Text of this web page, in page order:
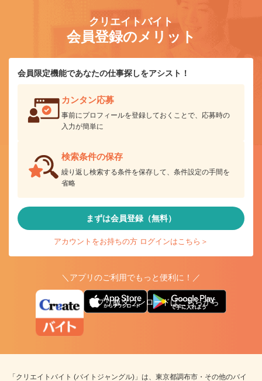
クリエイトバイト
会員登録のメリット
会員限定機能であなたの仕事探しをアシスト！
カンタン応募
事前にプロフィールを登録しておくことで、応募時の
入力が簡単に
検索条件の保存
繰り返し検索する条件を保存して、条件設定の手間を
省略
まずは会員登録（無料）
アカウントをお持ちの方 ログインはこちら＞
＼アプリのご利用でもっと便利に！／
アプリ版ダウンロードはこちらから
「クリエイトバイト (バイトジャングル)」は、東京都調布市・その他のバイ